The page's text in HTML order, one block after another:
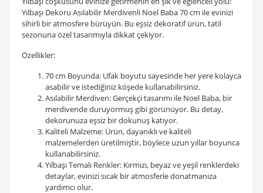
Yılbaşı Dekoru Asılabilir Merdivenli Noel Baba 70 cm ile evinizi
sihirli bir atmosfere bürüyün. Bu eşsiz dekoratif ürün, tatil
sezonuna özel tasarımıyla dikkat çekiyor.
Özellikler:
70 cm Boyunda: Ufak boyutu sayesinde her yere kolayca
asabilir ve istediğiniz köşede kullanabilirsiniz.
Asılabilir Merdiven: Gerçekçi tasarımı ile Noel Baba, bir
merdivende duruyormuş gibi görünüyor. Bu detay,
dekorunuza eşsiz bir dokunuş katıyor.
Kaliteli Malzeme: Ürün, dayanıklı ve kaliteli
malzemelerden üretilmiştir, böylece uzun yıllar boyunca
kullanabilirsiniz.
Yılbaşı Temalı Renkler: Kırmızı, beyaz ve yeşil renklerdeki
detaylar, evinizi sıcak bir atmosferle donatmanıza
yardımcı olur.